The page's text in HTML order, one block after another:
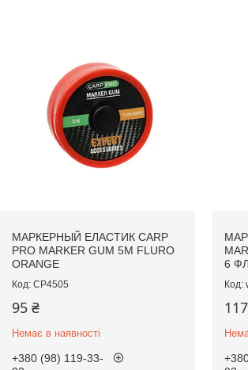
МАРКЕРНЫЙ ЕЛАСТИК CARP
PRO MARKER GUM 5М FLURO
ORANGE
CP4505
95 ₴
Немає в наявності
+380 (98) 119-33-
6